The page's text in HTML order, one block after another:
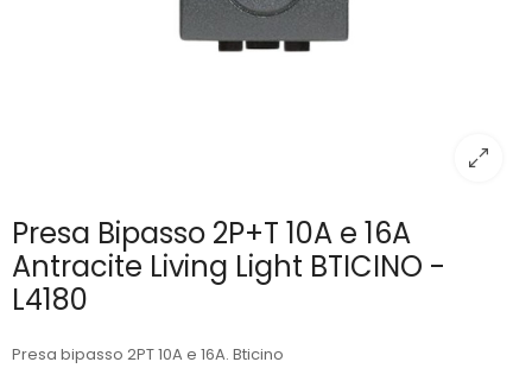
Presa Bipasso 2P+T 10A e 16A
Antracite Living Light BTICINO -
L4180
Presa bipasso 2PT 10A e 16A. Bticino